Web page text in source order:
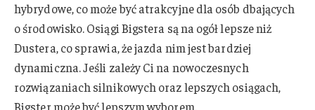
hybrydowe, co może być atrakcyjne dla osób dbających
o środowisko. Osiągi Bigstera są na ogół lepsze niż
Dustera, co sprawia, że jazda nim jest bardziej
dynamiczna. Jeśli zależy Ci na nowoczesnych
rozwiązaniach silnikowych oraz lepszych osiągach,
Bigster może być lepszym wyborem.